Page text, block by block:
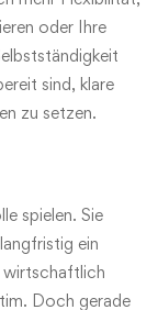
oder Ihre
sind, klare
zu setzen.
spielen. Sie
ein
wirtschaftlich
Doch gerade